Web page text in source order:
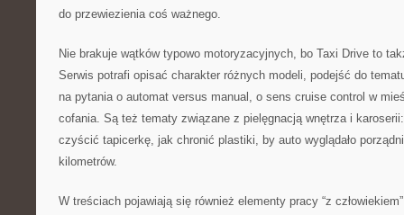
do przewiezienia coś ważnego.
Nie brakuje wątków typowo motoryzacyjnych, bo Taxi Drive to
Serwis potrafi opisać charakter różnych modeli, podejść do
na pytania o automat versus manual, o sens cruise control w
cofania. Są też tematy związane z pielęgnacją wnętrza i
czyścić tapicerkę, jak chronić plastiki, by auto wyglądało
kilometrów.
W treściach pojawiają się również elementy pracy “z